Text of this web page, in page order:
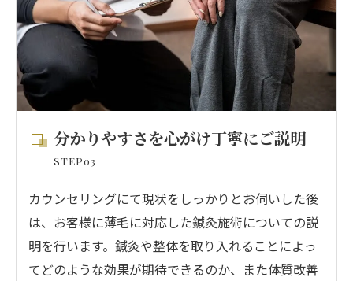
分かりやすさを心がけ丁寧にご説明
STEP03
カウンセリングにて現状をしっかりとお伺いした後
は、お客様に薄毛に対応した鍼灸施術についての説
明を行います。鍼灸や整体を取り入れることによっ
てどのような効果が期待できるのか、また体質改善